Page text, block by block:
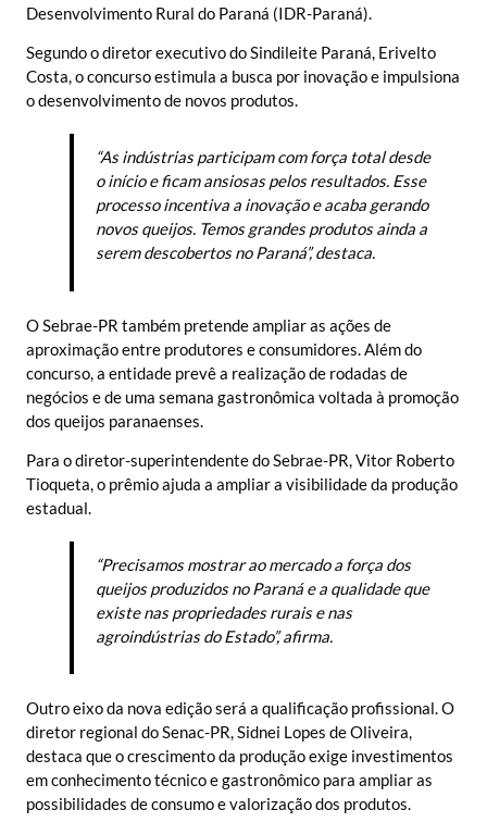
Desenvolvimento Rural do Paraná (IDR-Paraná).
Segundo o diretor executivo do Sindileite Paraná, Erivelto
Costa, o concurso estimula a busca por inovação e impulsiona
o desenvolvimento de novos produtos.
“As indústrias participam com força total desde
o início e ficam ansiosas pelos resultados. Esse
processo incentiva a inovação e acaba gerando
novos queijos. Temos grandes produtos ainda a
serem descobertos no Paraná”, destaca.
O Sebrae-PR também pretende ampliar as ações de
aproximação entre produtores e consumidores. Além do
concurso, a entidade prevê a realização de rodadas de
negócios e de uma semana gastronômica voltada à promoção
dos queijos paranaenses.
Para o diretor-superintendente do Sebrae-PR, Vitor Roberto
Tioqueta, o prêmio ajuda a ampliar a visibilidade da produção
estadual.
“Precisamos mostrar ao mercado a força dos
queijos produzidos no Paraná e a qualidade que
existe nas propriedades rurais e nas
agroindústrias do Estado”, afirma.
Outro eixo da nova edição será a qualificação profissional. O
diretor regional do Senac-PR, Sidnei Lopes de Oliveira,
destaca que o crescimento da produção exige investimentos
em conhecimento técnico e gastronômico para ampliar as
possibilidades de consumo e valorização dos produtos.